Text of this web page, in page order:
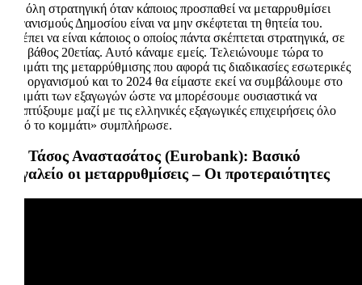
«Η όλη στρατηγική όταν κάποιος προσπαθεί να μεταρρυθμίσει
οργανισμούς Δημοσίου είναι να μην σκέφτεται τη θητεία του.
Πρέπει να είναι κάποιος ο οποίος πάντα σκέπτεται στρατηγικά, σε
ένα βάθος 20ετίας. Αυτό κάναμε εμείς. Τελειώνουμε τώρα το
κομμάτι της μεταρρύθμισης που αφορά τις διαδικασίες εσωτερικές
του οργανισμού και το 2024 θα είμαστε εκεί να συμβάλουμε στο
κομμάτι των εξαγωγών ώστε να μπορέσουμε ουσιαστικά να
αναπτύξουμε μαζί με τις ελληνικές εξαγωγικές επιχειρήσεις όλο
αυτό το κομμάτι» συμπλήρωσε.
Δρ Τάσος Αναστασάτος (Eurobank): Βασικό
εργαλείο οι μεταρρυθμίσεις – Οι προτεραιότητες